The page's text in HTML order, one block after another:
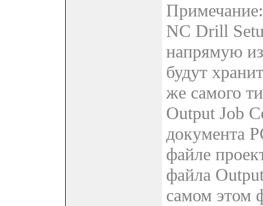
NC Drill
напрямую
будут
же самого
Output Job
документа
файле
файла
самом этом